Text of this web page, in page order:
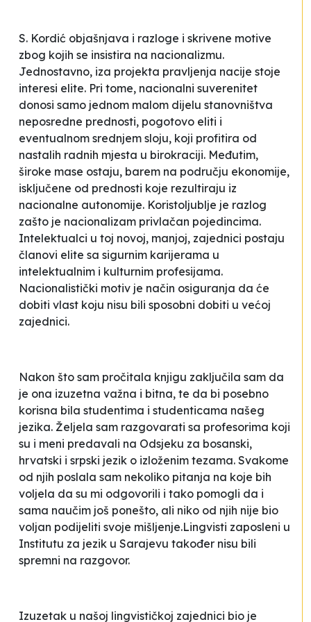
S. Kordić objašnjava i razloge i skrivene motive
zbog kojih se insistira na nacionalizmu.
Jednostavno, iza projekta pravljenja nacije stoje
interesi elite. Pri tome, nacionalni suverenitet
donosi samo jednom malom dijelu stanovništva
neposredne prednosti, pogotovo eliti i
eventualnom srednjem sloju, koji profitira od
nastalih radnih mjesta u birokraciji. Međutim,
široke mase ostaju, barem na području ekonomije,
isključene od prednosti koje rezultiraju iz
nacionalne autonomije. Koristoljublje je razlog
zašto je nacionalizam privlačan pojedincima.
Intelektualci u toj novoj, manjoj, zajednici postaju
članovi elite sa sigurnim karijerama u
intelektualnim i kulturnim profesijama.
Nacionalistički motiv je način osiguranja da će
dobiti vlast koju nisu bili sposobni dobiti u većoj
zajednici.
Nakon što sam pročitala knjigu zaključila sam da
je ona izuzetna važna i bitna, te da bi posebno
korisna bila studentima i studenticama našeg
jezika. Željela sam razgovarati sa profesorima koji
su i meni predavali na Odsjeku za bosanski,
hrvatski i srpski jezik o izloženim tezama. Svakome
od njih poslala sam nekoliko pitanja na koje bih
voljela da su mi odgovorili i tako pomogli da i
sama naučim još ponešto, ali niko od njih nije bio
voljan podijeliti svoje mišljenje.Lingvisti zaposleni u
Institutu za jezik u Sarajevu također nisu bili
spremni na razgovor.
Izuzetak u našoj lingvističkoj zajednici bio je